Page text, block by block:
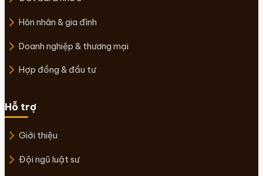
Hôn nhân & gia đình
Doanh nghiệp & thương mại
Hợp đồng & đầu tư
Hỗ trợ
Giới thiệu
Đội ngũ luật sư